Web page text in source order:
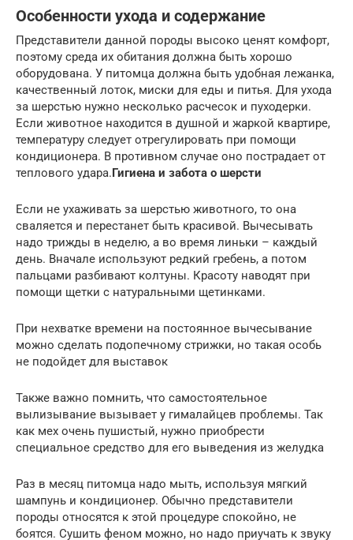
Особенности ухода и содержание
Представители данной породы высоко ценят комфорт,
поэтому среда их обитания должна быть хорошо
оборудована. У питомца должна быть удобная лежанка,
качественный лоток, миски для еды и питья. Для ухода
за шерстью нужно несколько расчесок и пуходерки.
Если животное находится в душной и жаркой квартире,
температуру следует отрегулировать при помощи
кондиционера. В противном случае оно пострадает от
теплового удара.Гигиена и забота о шерсти
Если не ухаживать за шерстью животного, то она
сваляется и перестанет быть красивой. Вычесывать
надо трижды в неделю, а во время линьки – каждый
день. Вначале используют редкий гребень, а потом
пальцами разбивают колтуны. Красоту наводят при
помощи щетки с натуральными щетинками.
При нехватке времени на постоянное вычесывание
можно сделать подопечному стрижки, но такая особь
не подойдет для выставок
Также важно помнить, что самостоятельное
вылизывание вызывает у гималайцев проблемы. Так
как мех очень пушистый, нужно приобрести
специальное средство для его выведения из желудка
Раз в месяц питомца надо мыть, используя мягкий
шампунь и кондиционер. Обычно представители
породы относятся к этой процедуре спокойно, не
боятся. Сушить феном можно, но надо приучать к звуку